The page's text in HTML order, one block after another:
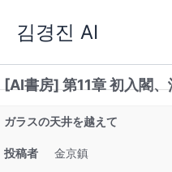
ス
キ
プ
김경진 AI
[AI書房] 第11章 初入閣
ガラスの天井を越えて
投稿者 金京鎮